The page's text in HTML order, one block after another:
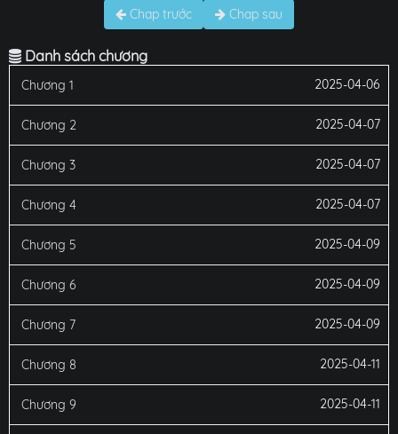
Chap trước Chap sau
Danh sách chương
Chương 1 2025-04-06
Chương 2 2025-04-07
Chương 3 2025-04-07
Chương 4 2025-04-07
Chương 5 2025-04-09
Chương 6 2025-04-09
Chương 7 2025-04-09
Chương 8 2025-04-11
Chương 9 2025-04-11